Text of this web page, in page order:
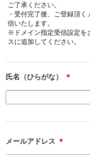
ご了承ください。
・受付完了後、ご登録頂
信いたします。
※ドメイン指定受信設定を
スに追加してください。
氏名（ひらがな） ＊
メールアドレス ＊